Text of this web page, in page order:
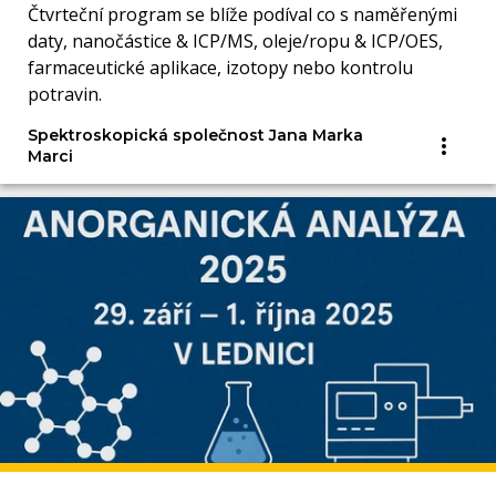
Čtvrteční program se blíže podíval co s naměřenými
daty, nanočástice & ICP/MS, oleje/ropu & ICP/OES,
farmaceutické aplikace, izotopy nebo kontrolu
potravin.
Spektroskopická společnost Jana Marka
Marci